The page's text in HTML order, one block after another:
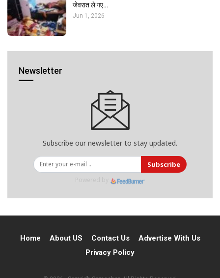
जेवरात ले गए…
Jun 1, 2026
Newsletter
Subscribe our newsletter to stay updated.
Subscribe
Home About US Contact Us
Advertise With Us
Privacy Policy